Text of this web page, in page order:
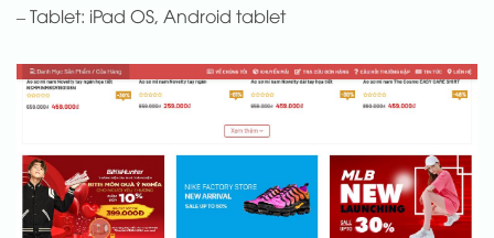
– Tablet: iPad OS, Android tablet